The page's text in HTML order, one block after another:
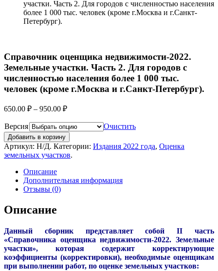
участки. Часть 2. Для городов с численностью населения
более 1 000 тыс. человек (кроме г.Москва и г.Санкт-
Петербург).
Справочник оценщика недвижимости-2022.
Земельные участки. Часть 2. Для городов с
численностью населения более 1 000 тыс.
человек (кроме г.Москва и г.Санкт-Петербург).
650.00 ₽ – 950.00 ₽
Версия Очистить
Добавить в корзину
Артикул: Н/Д. Категории: Издания 2022 года, Оценка
земельных участков.
Описание
Дополнительная информация
Отзывы (0)
Описание
Данный сборник представляет собой II часть
«Справочника оценщика недвижимости-2022. Земельные
участки», которая содержит корректирующие
коэффициенты (корректировки), необходимые оценщикам
при выполнении работ, по оценке земельных участков: